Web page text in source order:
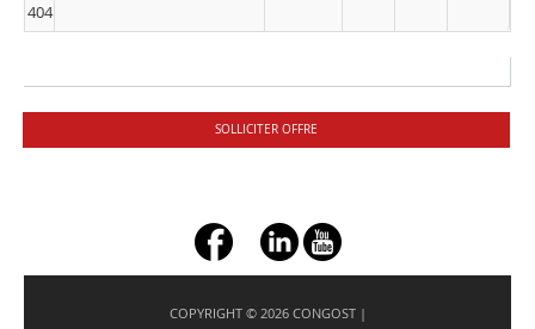
404
SOLLICITER OFFRE
+ç
COPYRIGHT © 2026 CONGOST |